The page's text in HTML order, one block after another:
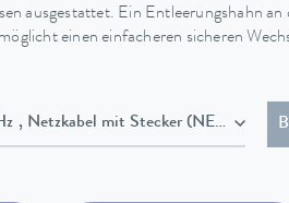
ausgestattet. Ein Entleerungshahn
einen einfacheren sicheren
200-240 V, 50/60 Hz , Netzkabel mit Stecker (NEMA 6-